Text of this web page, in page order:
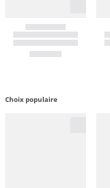
Choix populaire